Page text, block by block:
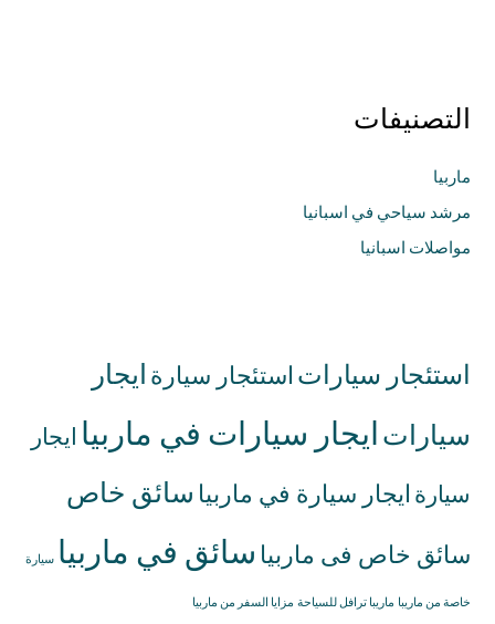
التصنيفات
ماربيا
مرشد سياحي في اسبانيا
مواصلات اسبانيا
استئجار سياراتاستئجار سيارةايجار
سياراتايجار سيارات في ماربياايجار
سيارةايجار سيارة في ماربياسائق خاص
سائق خاص فى ماربياسائق في ماربياسيارة
خاصة من ماريباماريبا ترافل للسياحةمزايا السفر من ماربيا